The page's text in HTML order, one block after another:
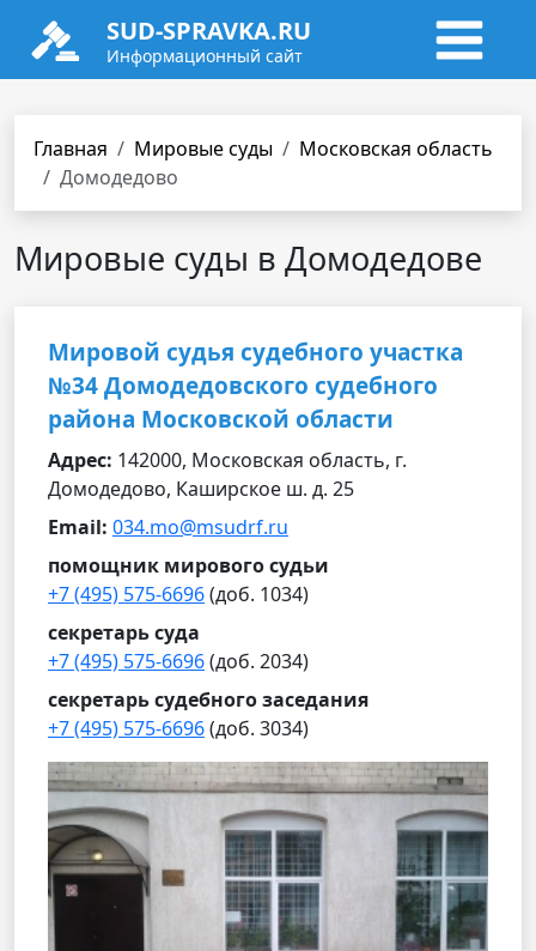
SUD-SPRAVKA.RU
Информационный сайт
Главная Мировые суды
Московская область
Домодедово
Мировые суды в Домодедове
Мировой судья судебного участка
№34 Домодедовского судебного
района Московской области
Адрес: 142000, Московская область, г.
Домодедово, Каширское ш. д. 25
Email: 034.mo@msudrf.ru
помощник мирового судьи
+7 (495) 575-6696(доб. 1034)
секретарь суда
+7 (495) 575-6696(доб. 2034)
секретарь судебного заседания
+7 (495) 575-6696(доб. 3034)